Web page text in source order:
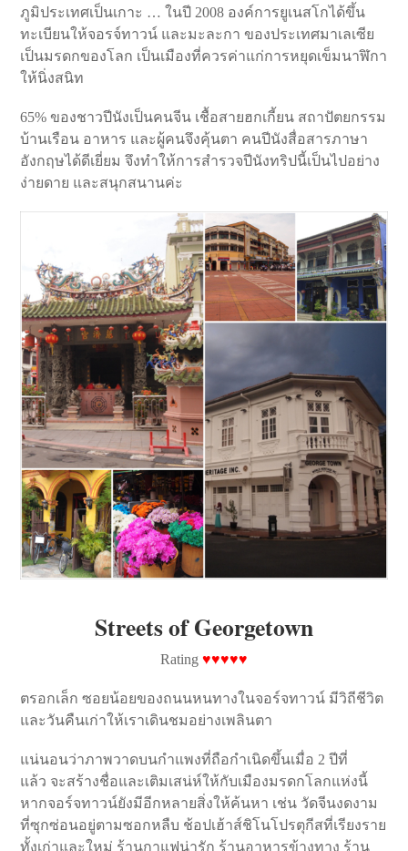
ภูมิประเทศเป็นเกาะ … ในปี 2008 องค์การยูเนสโกได้ขึ้น
ทะเบียนให้จอรจ์ทาวน์ และมะละกา ของประเทศมาเลเซีย
เป็นมรดกของโลก เป็นเมืองที่ควรค่าแก่การหยุดเข็มนาฬิกา
ให้นิ่งสนิท
65% ของชาวปีนังเป็นคนจีน เชื้อสายฮกเกี้ยน สถาปัตยกรรม
บ้านเรือน อาหาร และผู้คนจึงคุ้นตา คนปีนังสื่อสารภาษา
อังกฤษได้ดีเยี่ยม จึงทำให้การสำรวจปีนังทริปนี้เป็นไปอย่าง
ง่ายดาย และสนุกสนานค่ะ
Streets of Georgetown
Rating ♥♥♥♥♥
ตรอกเล็ก ซอยน้อยของถนนหนทางในจอร์จทาวน์ มีวิถีชีวิต
และวันคืนเก่าให้เราเดินชมอย่างเพลินตา
แน่นอนว่าภาพวาดบนกำแพงที่ถือกำเนิดขึ้นเมื่อ 2 ปีที่
แล้ว จะสร้างชื่อและเติมเสน่ห์ให้กับเมืองมรดกโลกแห่งนี้
หากจอร์จทาวน์ยังมีอีกหลายสิ่งให้ค้นหา เช่น วัดจีนงดงาม
ที่ซุกซ่อนอยู่ตามซอกหลืบ ช้อปเฮ้าส์ชิโนโปรตุกีสที่เรียงราย
ทั้งเก่าและใหม่ ร้านกาแฟน่ารัก ร้านอาหารข้างทาง ร้าน